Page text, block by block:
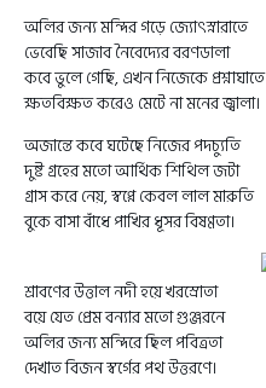
অলির জন্য মন্দির গড়ে জ্যোৎস্নারাতে
ভেবেছি সাজাব নৈবেদ্যের বরণডালা
কবে ভুলে গেছি, এখন নিজেকে প্রশ্নাঘাতে
ক্ষতবিক্ষত করেও মেটে না মনের জ্বালা।
অজান্তে কবে ঘটেছে নিজের পদচ্যুতি
দুষ্ট গ্রহের মতো আর্থিক শিথিল জটা
গ্রাস করে নেয়, স্বপ্নে কেবল লাল মারুতি
বুকে বাসা বাঁধে পাখির ধূসর বিষণ্ণতা।
শ্রাবণের উত্তাল নদী হয়ে খরস্রোতা
বয়ে যেত প্রেম বন্যার মতো গুঞ্জরনে
অলির জন্য মন্দিরে ছিল পবিত্রতা
দেখাত বিজন স্বর্গের পথ উত্তরণে।